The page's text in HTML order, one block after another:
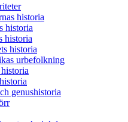
historia
historia
historia
historia
urbefolkning
genushistoria